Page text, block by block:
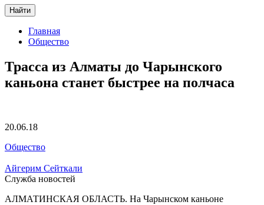
Найти
Главная
Общество
Трасса из Алматы до Чарынского
каньона станет быстрее на полчаса
20.06.18
Общество
Айгерим Сейткали
Служба новостей
АЛМАТИНСКАЯ ОБЛАСТЬ. На Чарынском каньоне